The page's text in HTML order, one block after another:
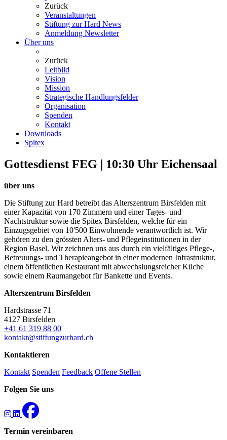
Zurück
Veranstaltungen
Stiftung zur Hard News
Anmeldung Newsletter
Über uns
Zurück
Leitbild
Vision
Mission
Strategische Handlungsfelder
Organisation
Spenden
Kontakt
Downloads
Spitex
Gottesdienst FEG | 10:30 Uhr Eichensaal
über uns
Die Stiftung zur Hard betreibt das Alterszentrum Birsfelden mit
einer Kapazität von 170 Zimmern und einer Tages- und
Nachtstruktur sowie die Spitex Birsfelden, welche für ein
Einzugsgebiet von 10'500 Einwohnende verantwortlich ist. Wir
gehören zu den grössten Alters- und Pflegeinstitutionen in der
Region Basel. Wir zeichnen uns aus durch ein vielfältiges Pflege-,
Betreuungs- und Therapieangebot in einer modernen Infrastruktur,
einem öffentlichen Restaurant mit abwechslungsreicher Küche
sowie einem Raumangebot für Bankette und Events.
Alterszentrum Birsfelden
Hardstrasse 71
4127 Birsfelden
+41 61 319 88 00
kontakt@stiftungzurhard.ch
Kontaktieren
Kontakt Spenden Feedback Offene Stellen
Folgen Sie uns
Termin vereinbaren